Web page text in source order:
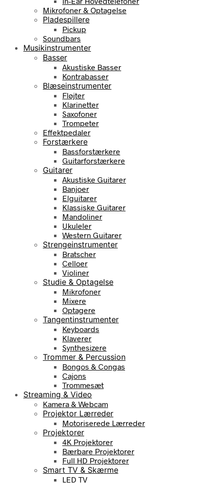
Mikrofoner & Optagelse
Pladespillere
Pickup
Soundbars
Musikinstrumenter
Basser
Akustiske Basser
Kontrabasser
Blæseinstrumenter
Fløjter
Klarinetter
Saxofoner
Trompeter
Effektpedaler
Forstærkere
Bassforstærkere
Guitarforstærkere
Guitarer
Akustiske Guitarer
Banjoer
Elguitarer
Klassiske Guitarer
Mandoliner
Ukuleler
Western Guitarer
Strengeinstrumenter
Bratscher
Celloer
Violiner
Studie & Optagelse
Mikrofoner
Mixere
Optagere
Tangentinstrumenter
Keyboards
Klaverer
Synthesizere
Trommer & Percussion
Bongos & Congas
Cajons
Trommesæt
Streaming & Video
Kamera & Webcam
Projektor Lærreder
Motoriserede Lærreder
Projektorer
4K Projektorer
Bærbare Projektorer
Full HD Projektorer
Smart TV & Skærme
LED TV